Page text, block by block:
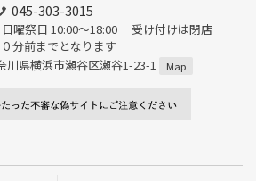
045-303-3015
曜祭日 10:00～18:00 受け付けは閉店
分前までとなります
県横浜市瀬谷区瀬谷1-23-1
Map